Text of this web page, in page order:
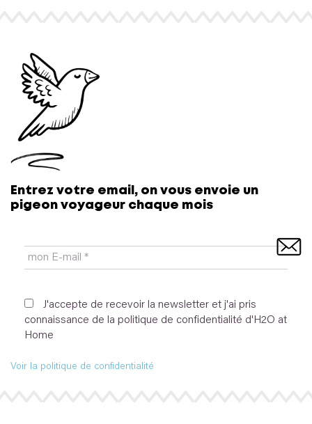
Pour contrer les petits robots spammeurs, merci de
recopier :je ne suis pas un robot
Oui, ajoutez-moi à votre liste de diffusion.
Entrez votre email, on vous envoie un
pigeon voyageur chaque mois
J'accepte de recevoir la newsletter et j'ai pris
connaissance de la politique de confidentialité d'H2O at
Home
Voir la politique de confidentialité